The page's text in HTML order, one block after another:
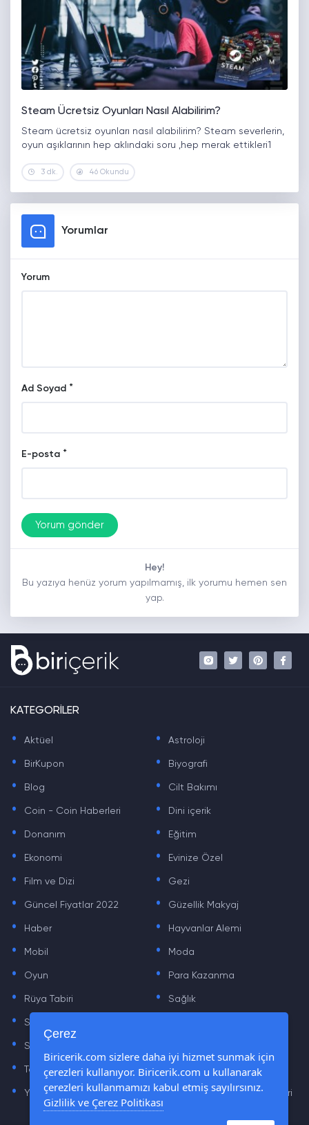
Steam Ücretsiz Oyunları Nasıl Alabilirim?
Steam ücretsiz oyunları nasıl alabilirim? Steam severlerin,
oyun aşıklarının hep aklındaki soru ,hep merak ettikleri1
3 dk. 46 Okundu
Yorumlar
Yorum
Ad Soyad *
E-posta *
Hey!
Bu yazıya henüz yorum yapılmamış, ilk yorumu hemen sen
yap.
KATEGORİLER
. Aktüel . Astroloji
. BirKupon . Biyografi
. Blog . Cilt Bakımı
. Coin - Coin Haberleri . Dini içerik
. Donanım . Eğitim
. Ekonomi . Evinize Özel
. Film ve Dizi . Gezi
. Güncel Fiyatlar 2022 . Güzellik Makyaj
. Haber . Hayvanlar Alemi
. Mobil . Moda
. Oyun . Para Kazanma
. Rüya Tabiri . Sağlık
. Sinema .
. Sözler
. Teknoloji Haberleri . Yaşam
. Yazılım Haberleri . Yiyecek Önerileri ve Tarifleri
Çerez
Biricerik.com sizlere daha iyi hizmet sunmak için
çerezleri kullanıyor. Biricerik.com u kullanarak
çerezleri kullanmamızı kabul etmiş sayılırsınız.
Gizlilik ve Çerez Politikası